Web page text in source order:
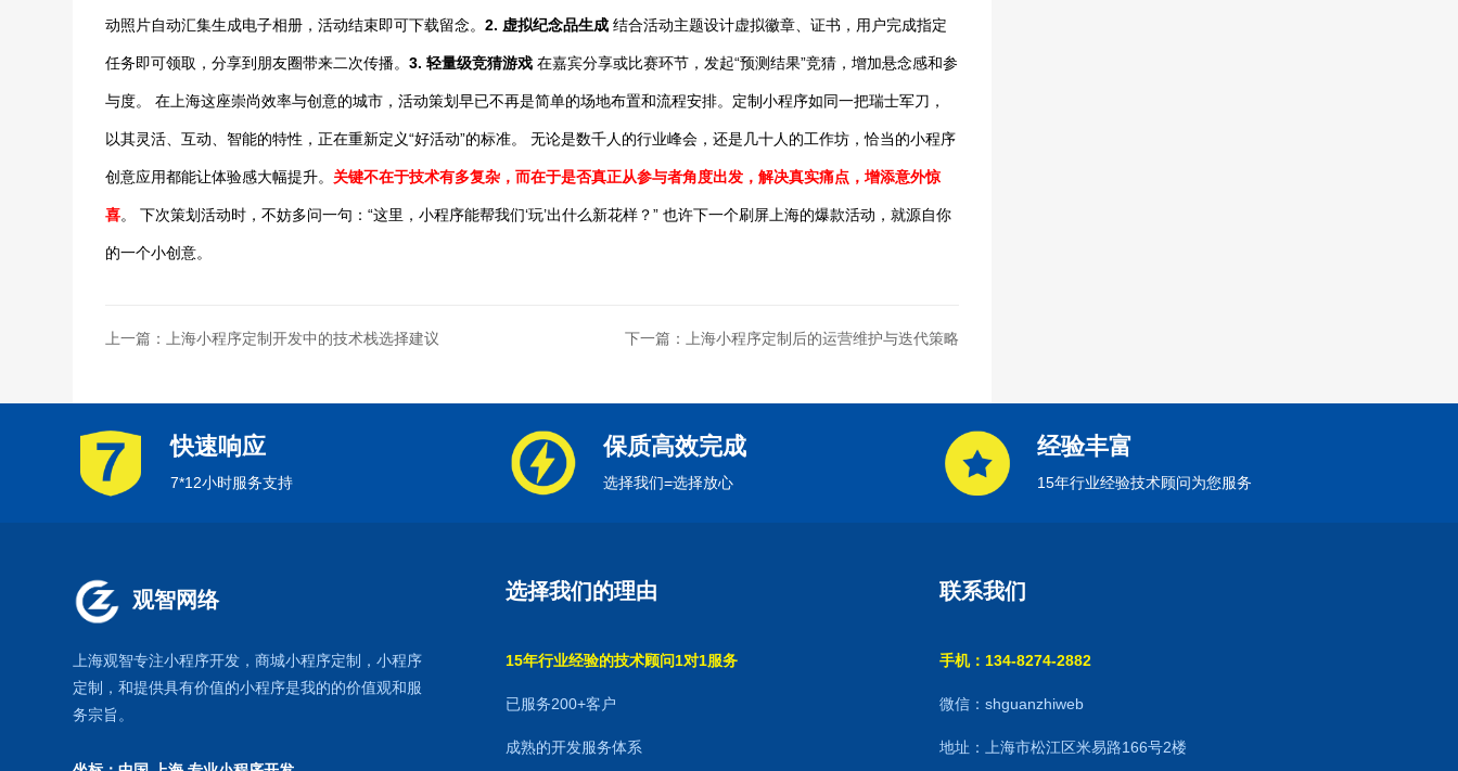
动照片自动汇集生成电子相册，活动结束即可下载留念。2. 虚拟纪念品生成 结合活动主题设计虚拟徽章、证书，用户完成指定
任务即可领取，分享到朋友圈带来二次传播。3.轻量级竞猜游戏 在嘉宾分享或比赛环节，发起“预测结果”竞猜，增加悬念感和参
与度。 在上海这座崇尚效率与创意的城市，活动策划早已不再是简单的场地布置和流程安排。定制小程序如同一把瑞士军刀，
以其灵活、互动、智能的特性，正在重新定义“好活动”的标准。 无论是数千人的行业峰会，还是几十人的工作坊，恰当的小程序
创意应用都能让体验感大幅提升。 关键不在于技术有多复杂，而在于是否真正从参与者角度出发，解决真实痛点，增添意外惊
喜。 下次策划活动时，不妨多问一句：“这里，小程序能帮我们‘玩’出什么新花样？” 也许下一个刷屏上海的爆款活动，就源自你
的一个小创意。
上一篇：上海小程序定制开发中的技术栈选择建议 下一篇：上海小程序定制后的运营维护与迭代策略
快速响应
7*12小时服务支持
保质高效完成
选择我们=选择放心
经验丰富
15年行业经验技术顾问为您服务
观智网络
上海观智专注小程序开发 ，商城小程序定制，小程序
定制 ，和提供具有价值的小程序是我的的价值观和服
务宗旨。
选择我们的理由
15年行业经验的技术顾问1对1服务
已服务200+客户
成熟的开发服务体系
联系我们
手机：134-8274-2882
微信：shguanzhiweb
地址：上海市松江区米易路166号2楼